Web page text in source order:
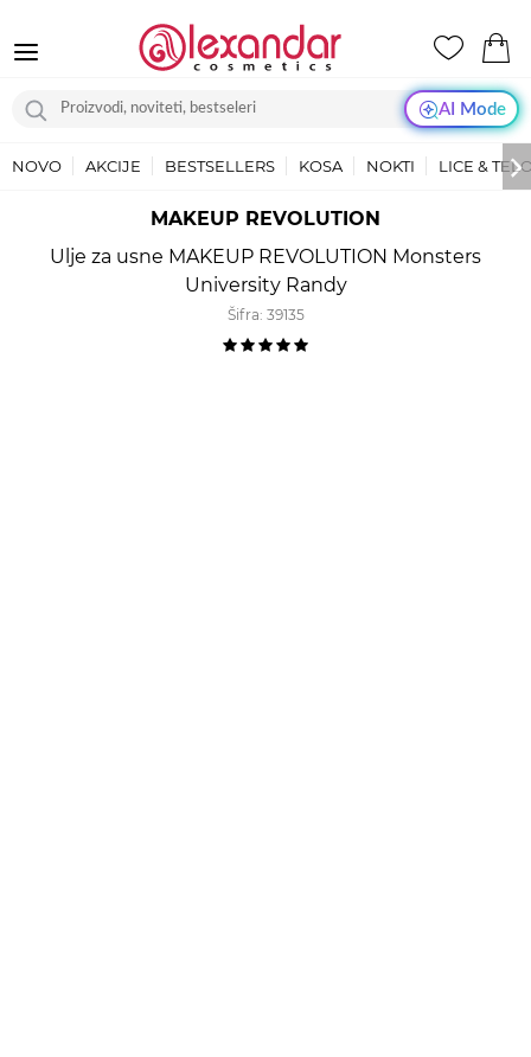
AI Mode
NOVO AKCIJE BESTSELLERS KOSA NOKTI LICE &
MAKEUP REVOLUTION
Ulje za usne MAKEUP REVOLUTION Monsters
University Randy
Šifra: 39135